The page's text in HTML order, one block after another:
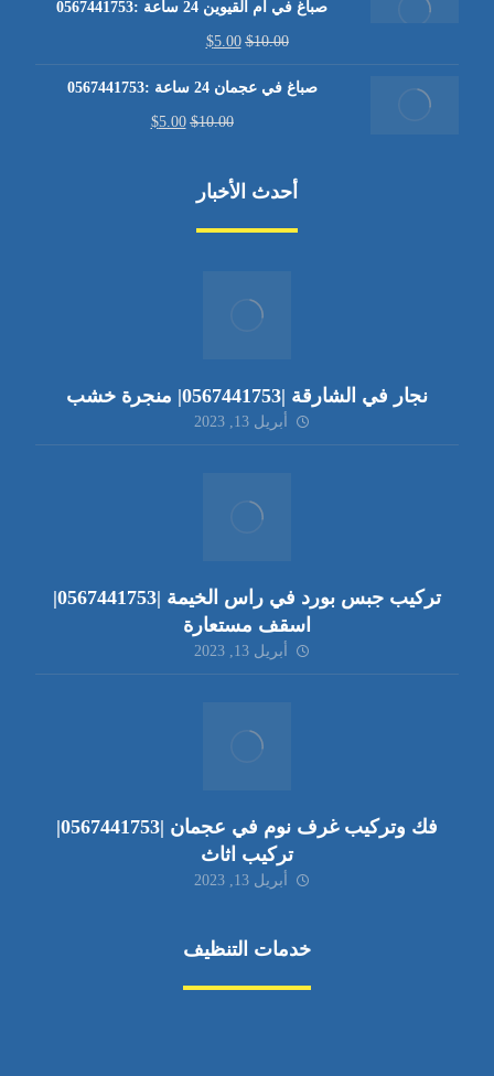
صباغ في ام القيوين 24 ساعة :0567441753
$10.00
$5.00
صباغ في عجمان 24 ساعة :0567441753
$10.00
$5.00
أحدث الأخبار
نجار في الشارقة |0567441753| منجرة خشب
أبريل 13, 2023
تركيب جبس بورد في راس الخيمة |0567441753|
اسقف مستعارة
أبريل 13, 2023
فك وتركيب غرف نوم في عجمان |0567441753|
تركيب اثاث
أبريل 13, 2023
خدمات التنظيف